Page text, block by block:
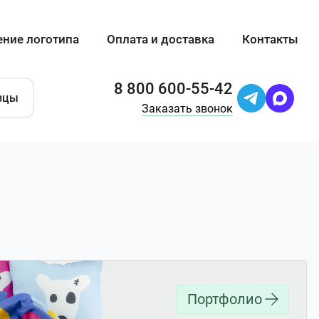
логотипа Оплата и доставка Контакты
8 800 600-55-42
Заказать звонок
Портфолио